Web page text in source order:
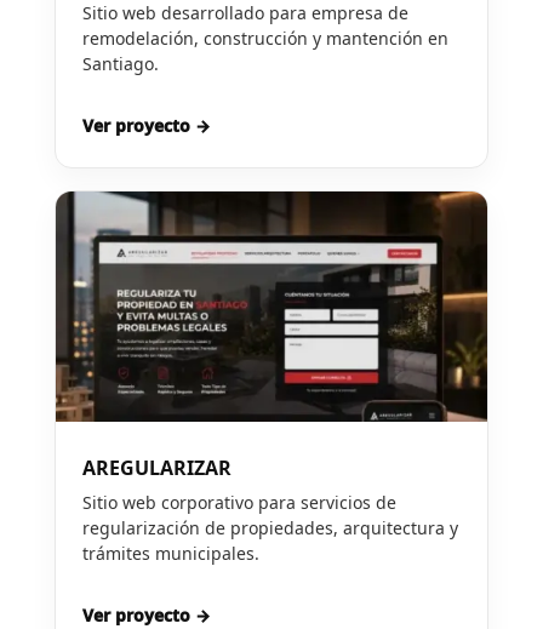
Sitio web desarrollado para empresa de
remodelación, construcción y mantención en
Santiago.
Ver proyecto →
AREGULARIZAR
Sitio web corporativo para servicios de
regularización de propiedades, arquitectura y
trámites municipales.
Ver proyecto →